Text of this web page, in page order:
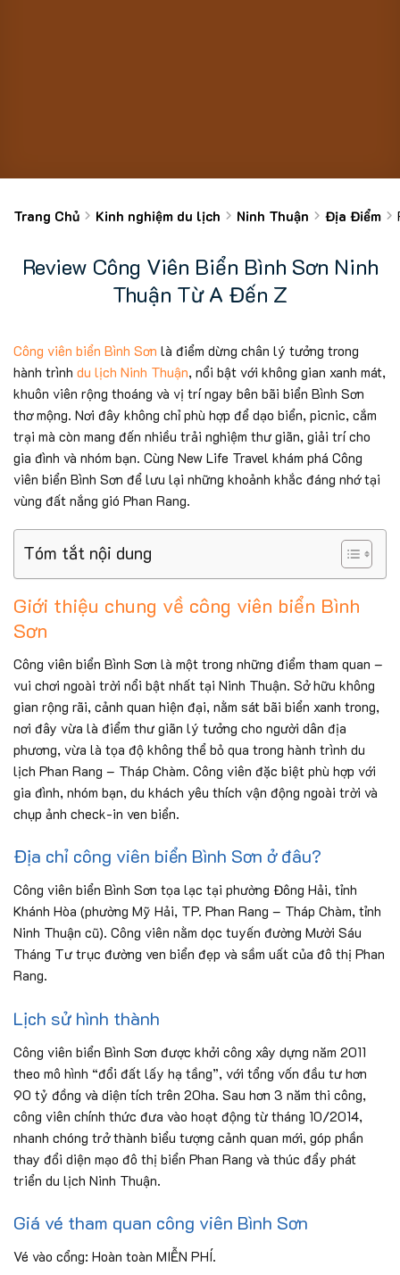
Trang Chủ Kinh nghiệm du lịch Ninh Thuận Địa Điểm
Review Công Viên Biển Bình Sơn Ninh
Thuận Từ A Đến Z
Công viên biển Bình Sơn là điểm dừng chân lý tưởng trong
hành trình du lịch Ninh Thuận, nổi bật với không gian xanh mát,
khuôn viên rộng thoáng và vị trí ngay bên bãi biển Bình Sơn
thơ mộng. Nơi đây không chỉ phù hợp để dạo biển, picnic, cắm
trại mà còn mang đến nhiều trải nghiệm thư giãn, giải trí cho
gia đình và nhóm bạn. Cùng New Life Travel khám phá Công
viên biển Bình Sơn để lưu lại những khoảnh khắc đáng nhớ tại
vùng đất nắng gió Phan Rang.
Tóm tắt nội dung
Giới thiệu chung về công viên biển Bình
Sơn
Công viên biển Bình Sơn là một trong những điểm tham quan –
vui chơi ngoài trời nổi bật nhất tại Ninh Thuận. Sở hữu không
gian rộng rãi, cảnh quan hiện đại, nằm sát bãi biển xanh trong,
nơi đây vừa là điểm thư giãn lý tưởng cho người dân địa
phương, vừa là tọa độ không thể bỏ qua trong hành trình du
lịch Phan Rang – Tháp Chàm. Công viên đặc biệt phù hợp với
gia đình, nhóm bạn, du khách yêu thích vận động ngoài trời và
chụp ảnh check-in ven biển.
Địa chỉ công viên biển Bình Sơn ở đâu?
Công viên biển Bình Sơn tọa lạc tại phường Đông Hải, tỉnh
Khánh Hòa (phường Mỹ Hải, TP. Phan Rang – Tháp Chàm, tỉnh
Ninh Thuận cũ). Công viên nằm dọc tuyến đường Mười Sáu
Tháng Tư trục đường ven biển đẹp và sầm uất của đô thị Phan
Rang.
Lịch sử hình thành
Công viên biển Bình Sơn được khởi công xây dựng năm 2011
theo mô hình “đổi đất lấy hạ tầng”, với tổng vốn đầu tư hơn
90 tỷ đồng và diện tích trên 20ha. Sau hơn 3 năm thi công,
công viên chính thức đưa vào hoạt động từ tháng 10/2014,
nhanh chóng trở thành biểu tượng cảnh quan mới, góp phần
thay đổi diện mạo đô thị biển Phan Rang và thúc đẩy phát
triển du lịch Ninh Thuận.
Giá vé tham quan công viên Bình Sơn
Vé vào cổng: Hoàn toàn MIỄN PHÍ.